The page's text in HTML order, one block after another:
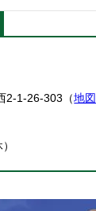
2-1-26-303（地図